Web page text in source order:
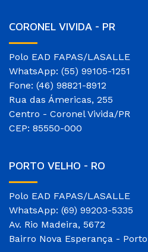
CORONEL VIVIDA - PR
Polo EAD FAPAS/LASALLE
WhatsApp: (55) 99105-1251
Fone: (46) 98821-8912
Rua das Ámericas, 255
Centro - Coronel Vivida/PR
CEP: 85550-000
PORTO VELHO - RO
Polo EAD FAPAS/LASALLE
WhatsApp: (69) 99203-5335
Av. Rio Madeira, 5672
Bairro Nova Esperança - Porto